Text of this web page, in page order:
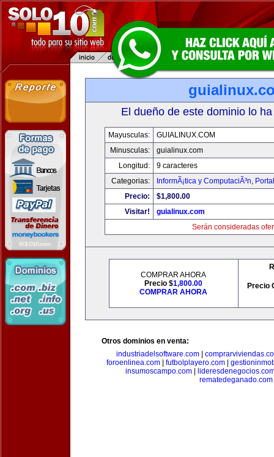
El dueño de este dominio lo
Mayusculas:
GUIALINUX.COM
Minusculas:
guialinux.com
Longitud:
9 caracteres
Categorias:
InformÃ¡tica y ComputaciÃ³n,
Precio:
$1,800.00
Visitar!
guialinux.com
Serán consideradas
COMPRAR AHORA
Precio $1,800.00
COMPRAR AHORA
Precio
Otros dominios en venta:
industriadelsoftware.com|
foroenlinea.com
futbolplayero.com
insumoscampo.com|
rematedeganado.com